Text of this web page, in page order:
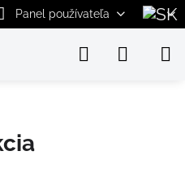
Panel používateľa